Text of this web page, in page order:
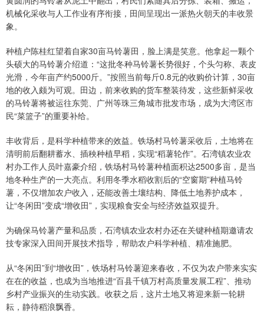
机械化采收与人工作业有序衔接，田间呈现出一派热火朝天的丰收景
象。
种植户陈桂红望着自家30亩马铃薯田，脸上满是笑意。他拿起一颗个
头硕大的马铃薯介绍道：“这批冬种马铃薯长势很好，个头匀称、表皮
光滑，今年亩产约5000斤。”按照当前每斤0.8元的收购价计算，30亩
地的收入颇为可观。田边，前来收购的货车整装待发，这些新鲜采收
的马铃薯将被运往东莞、广州等珠三角城市批发市场，成为大湾区市
民“菜篮子”的重要补给。
丰收背后，是科学种植带来的效益。铁场村马铃薯采收后，土地将在
清明前后翻耕蓄水、插秧种植早稻，实现“稻薯轮作”。石湾镇农业农
村办工作人员叶嘉豪介绍，铁场村马铃薯种植面积达2500多亩，是当
地冬种生产的一大亮点。利用冬季水稻收割后的“空窗期”种植马铃
薯，不仅增加农户收入，还能改善土壤结构、降低土地养护成本，
让“冬闲田”变成“增收田”，实现粮食安全与经济效益双提升。
为确保马铃薯产量和品质，石湾镇农业农村办还在关键种植期邀请农
技专家深入田间开展技术指导，帮助农户科学种植、精准施肥。
从“冬闲田”到“增收田”，铁场村马铃薯迎来春收，不仅为农户带来实实
在在的收益，也成为当地推进“百县千镇万村高质量发展工程”、推动
乡村产业振兴的生动实践。收获之后，这片土地又将迎来新一轮耕
耘，静待稻浪飘香。